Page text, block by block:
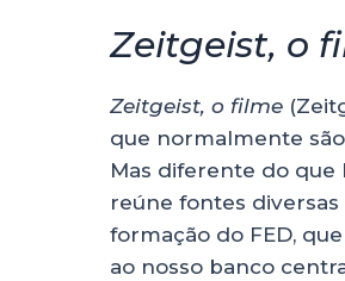
Zeitgeist, o
Zeitgeist, o filme
que normalmente
Mas diferente do que
reúne fontes
formação do FED,
ao nosso banco